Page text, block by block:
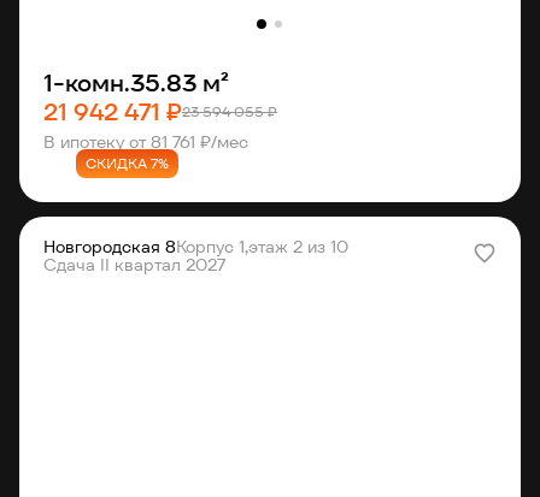
1-комн.35.83 м²
21 942 471 ₽23 594 055 ₽
В ипотеку от 81 761 ₽/мес
СКИДКА 7%
Новгородская 8Корпус 1,этаж 2 из 10
Сдача II квартал 2027